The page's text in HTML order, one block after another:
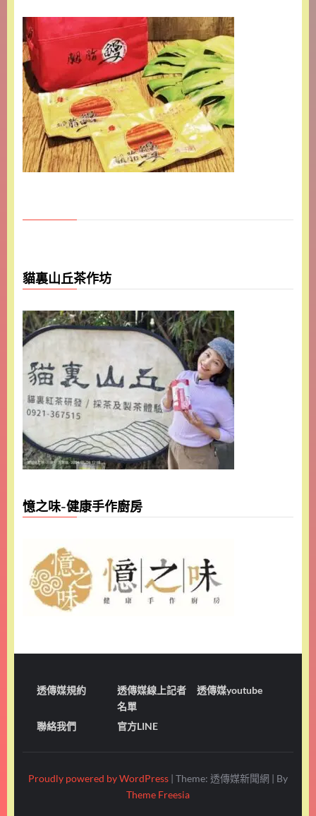
貓裏山丘茶作坊
憶之味-健康手作廚房
透傳媒規約
透傳媒線上記者
名單
透傳媒youtube
聯絡我們 官方LINE
Proudly powered by WordPress | Theme: 透傳媒新聞網 | By
Theme Freesia